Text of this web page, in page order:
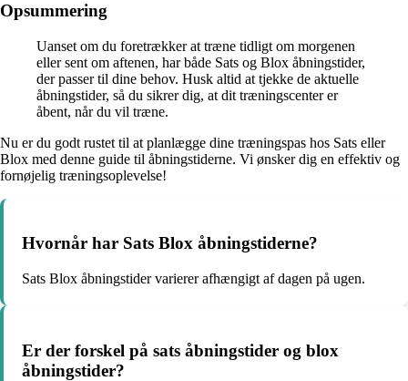
Opsummering
Uanset om du foretrækker at træne tidligt om morgenen
eller sent om aftenen, har både Sats og Blox åbningstider,
der passer til dine behov. Husk altid at tjekke de aktuelle
åbningstider, så du sikrer dig, at dit træningscenter er
åbent, når du vil træne.
Nu er du godt rustet til at planlægge dine træningspas hos Sats eller
Blox med denne guide til åbningstiderne. Vi ønsker dig en effektiv og
fornøjelig træningsoplevelse!
Hvornår har Sats Blox åbningstiderne?
Sats Blox åbningstider varierer afhængigt af dagen på ugen.
Er der forskel på sats åbningstider og blox
åbningstider?